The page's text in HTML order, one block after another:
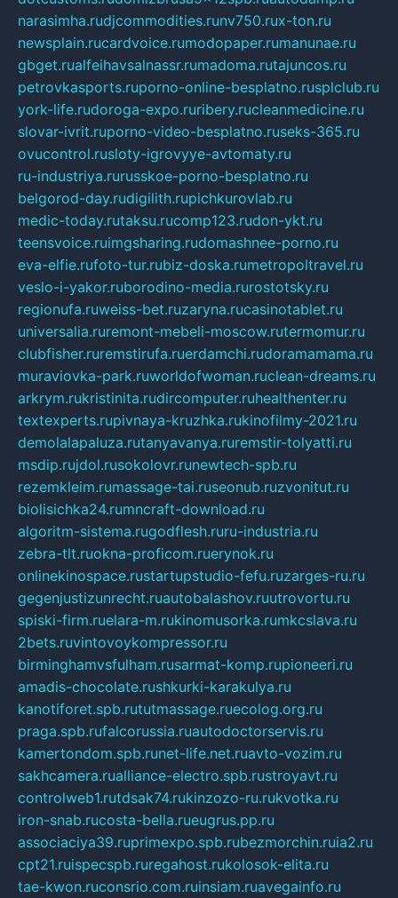
narasimha.rudjcommodities.runv750.rux-ton.ru
newsplain.rucardvoice.rumodopaper.rumanunae.ru
gbget.rualfeihavsalnassr.rumadoma.rutajuncos.ru
petrovkasports.ruporno-online-besplatno.rusplclub.ru
york-life.rudoroga-expo.ruribery.rucleanmedicine.ru
slovar-ivrit.ruporno-video-besplatno.ruseks-365.ru
ovucontrol.rusloty-igrovyye-avtomaty.ru
ru-industriya.rurusskoe-porno-besplatno.ru
belgorod-day.rudigilith.rupichkurovlab.ru
medic-today.rutaksu.rucomp123.rudon-ykt.ru
teensvoice.ruimgsharing.rudomashnee-porno.ru
eva-elfie.rufoto-tur.rubiz-doska.rumetropoltravel.ru
veslo-i-yakor.ruborodino-media.rurostotsky.ru
regionufa.ruweiss-bet.ruzaryna.rucasinotablet.ru
universalia.ruremont-mebeli-moscow.rutermomur.ru
clubfisher.ruremstirufa.ruerdamchi.rudoramamama.ru
muraviovka-park.ruworldofwoman.ruclean-dreams.ru
arkrym.rukristinita.rudircomputer.ruhealthenter.ru
textexperts.rupivnaya-kruzhka.rukinofilmy-2021.ru
demolalapaluza.rutanyavanya.ruremstir-tolyatti.ru
msdip.rujdol.rusokolovr.runewtech-spb.ru
rezemkleim.rumassage-tai.ruseonub.ruzvonitut.ru
biolisichka24.rumncraft-download.ru
algoritm-sistema.rugodflesh.ruru-industria.ru
zebra-tlt.ruokna-proficom.ruerynok.ru
onlinekinospace.rustartupstudio-fefu.ruzarges-ru.ru
gegenjustizunrecht.ruautobalashov.ruutrovortu.ru
spiski-firm.ruelara-m.rukinomusorka.rumkcslava.ru
2bets.ruvintovoykompressor.ru
birminghamvsfulham.rusarmat-komp.rupioneeri.ru
amadis-chocolate.rushkurki-karakulya.ru
kanotiforet.spb.rututmassage.ruecolog.org.ru
praga.spb.rufalcorussia.ruautodoctorservis.ru
kamertondom.spb.runet-life.net.ruavto-vozim.ru
sakhcamera.rualliance-electro.spb.rustroyavt.ru
controlweb1.rutdsak74.rukinzozo-ru.rukvotka.ru
iron-snab.rucosta-bella.rueugrus.pp.ru
associaciya39.ruprimexpo.spb.rubezmorchin.ruia2.ru
cpt21.ruispecspb.ruregahost.rukolosok-elita.ru
tae-kwon.ruconsrio.com.ruinsiam.ruavegainfo.ru